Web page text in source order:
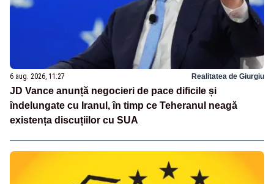
6 aug. 2026, 11:27 Realitatea de Giurgiu
JD Vance anunță negocieri de pace dificile și
îndelungate cu Iranul, în timp ce Teheranul neagă
existența discuțiilor cu SUA